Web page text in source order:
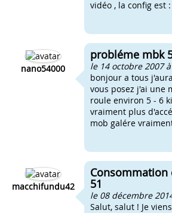
vidéo , la config
nano54000
probléme mbk
le 14 octobre 2007
bonjour a tous
vous posez j'ai une
roule environ 5 - 6
vraiment plus
mob galére
macchifundu42
Consommation
51
le 08 décembre
Salut, salut ! Je